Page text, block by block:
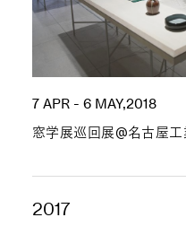
7 APR - 6 MAY,2018
窓学展巡回展@名古屋
2017